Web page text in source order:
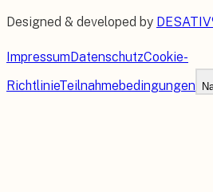
Designed & developed by
ImpressumDatenschutzCookie-
RichtlinieTeilnahmebedingungen